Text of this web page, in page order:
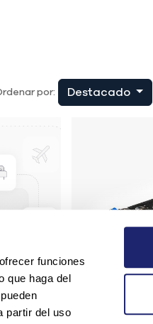
funciones
que haga del
partir del uso
por: Destacado